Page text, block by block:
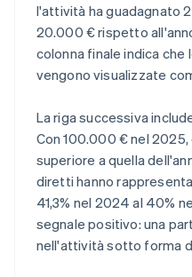
l'attività ha guadagnato
20.000 € rispetto
colonna finale indica
vengono visualizzate
La riga successiva
Con 100.000 € nel
superiore a quella
diretti hanno
41,3% nel 2024 al 40%
segnale positivo: una
nell'attività sotto forma